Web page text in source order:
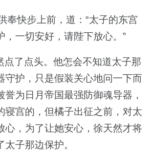
快步上前，道：“太子的东宫
，一切安好，请陛下放心。”
了点头。他怎会不知道太子那
守护，只是假装关心地问一下而
誉为日月帝国最强防御魂导器，
寝宫的，但橘子出征之前，对太
心，为了让她安心，徐天然才将
子那边保护。